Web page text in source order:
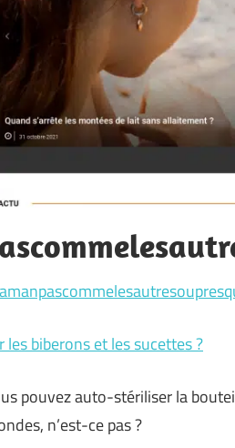
biberons et les sucettes ?
pouvez auto-stériliser la
n’est-ce pas ?